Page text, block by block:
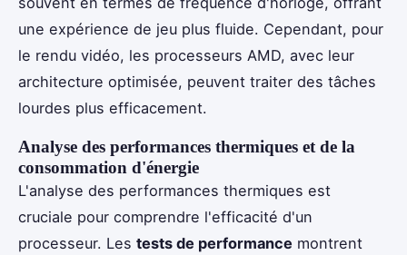
une expérience de jeu plus fluide. Cependant, pour
le rendu vidéo, les processeurs AMD, avec leur
architecture optimisée, peuvent traiter des tâches
lourdes plus efficacement.
Analyse des performances thermiques et de la
consommation d'énergie
L'analyse des performances thermiques est
cruciale pour comprendre l'efficacité d'un
processeur. Les tests de performance montrent